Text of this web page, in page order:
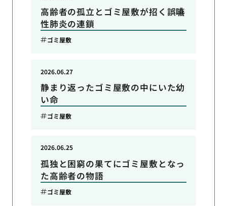
高齢者の孤立とゴミ屋敷が招く誤嚥
性肺炎の連鎖
ゴミ屋敷
静まり返ったゴミ屋敷の中にいた幼
い命
2026.06.27
ゴミ屋敷
孤独と困窮の果てにゴミ屋敷となっ
た高齢者の物語
2026.06.25
ゴミ屋敷